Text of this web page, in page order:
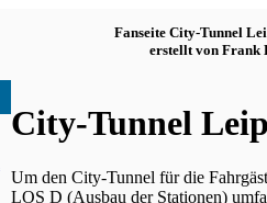
Fanseite City-Tunnel
erstellt von Frank
City-Tunnel
Um den City-Tunnel für die
LOS D (Ausbau der Stationen)